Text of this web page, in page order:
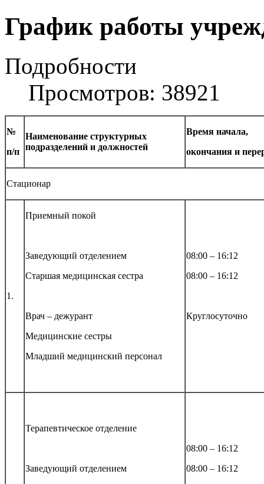
График работы
Подробности
Просмотров: 38921
№
п/п
Наименование структурных
подразделений и должностей
Время начала,
окончания и
Стационар
1.
Приемный покой
Заведующий отделением
Старшая медицинская сестра
Врач – дежурант
Медицинские сестры
Младший медицинский персонал
08:00 – 16:12
08:00 – 16:12
Круглосуточно
Терапевтическое отделение
Заведующий отделением
08:00 – 16:12
08:00 – 16:12